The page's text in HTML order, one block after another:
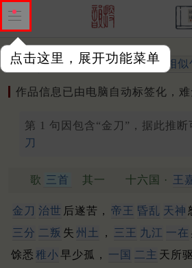
点击这里，展开功能菜单
作品 标注四声 出处、引用 相
作品信息已由电脑自动标签化，难
第 1 句因包含“金刀”，据此推断
刀
歌 三首 其一 十六国 · 王
金刀 治世 后遂苦， 帝王 昏乱 天神
三分 二叛 失 州土 ， 三王 九江 一在
馀悉 稚小早少孤， 一国 二主 天所驱